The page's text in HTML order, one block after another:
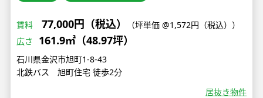
賃料 77,000円（税込）
（坪単価 @1,572円（税込））
広さ
161.9㎡（48.97坪）
石川県金沢市旭町1-8-43
北鉄バス 旭町住宅 徒歩2分
居抜き物件